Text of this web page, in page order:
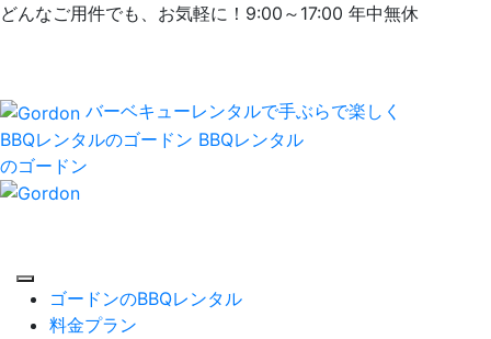
どんなご用件でも、お気軽に！9:00～17:00 年中無休
バーベキューレンタルで手ぶらで楽しく
BBQレンタルのゴードン BBQレンタル
のゴードン
ゴードンのBBQレンタル
料金プラン